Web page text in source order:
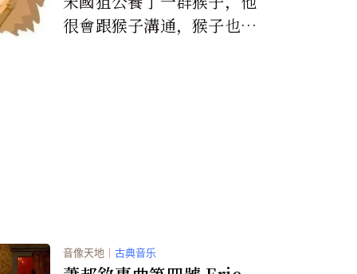
很會跟猴子溝通，猴子也很
音像天地 ｜ 古典音乐